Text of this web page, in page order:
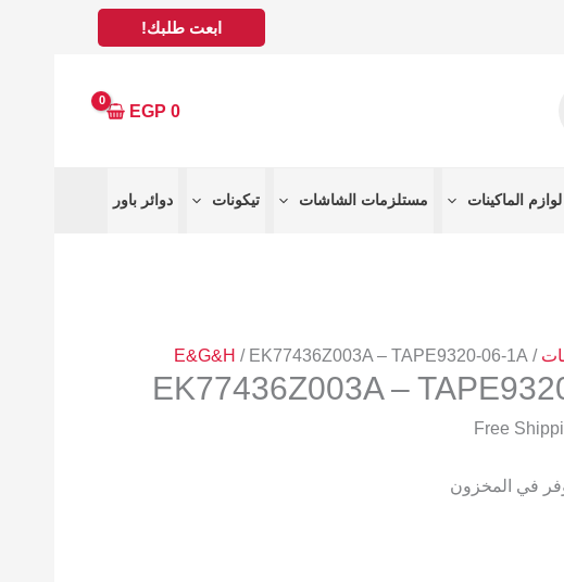
ابعت طلبك!
0
EGP
مستلزمات الشاشات تيكونات دوائر باور
/
E&G&H / EK77436Z003A – TAPE9320-06-1A
EK77436Z003A –
في المخزون